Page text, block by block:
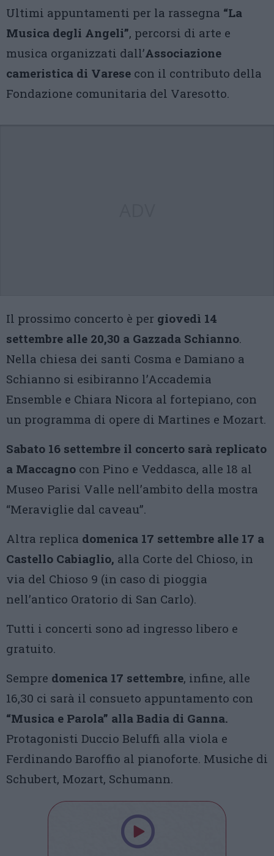
Ultimi appuntamenti per la rassegna “La
Musica degli Angeli”, percorsi di arte e
musica organizzati dall’Associazione
cameristica di Varese con il contributo della
Fondazione comunitaria del Varesotto.
Il prossimo concerto è per giovedì 14
settembre alle 20,30 a Gazzada Schianno.
Nella chiesa dei santi Cosma e Damiano a
Schianno si esibiranno l’Accademia
Ensemble e Chiara Nicora al fortepiano, con
un programma di opere di Martines e Mozart.
Sabato 16 settembre il concerto sarà replicato
a Maccagno con Pino e Veddasca, alle 18 al
Museo Parisi Valle nell’ambito della mostra
“Meraviglie dal caveau”.
Altra replica domenica 17 settembre alle 17 a
Castello Cabiaglio, alla Corte del Chioso, in
via del Chioso 9 (in caso di pioggia
nell’antico Oratorio di San Carlo).
Tutti i concerti sono ad ingresso libero e
gratuito.
Sempre domenica 17 settembre, infine, alle
16,30 ci sarà il consueto appuntamento con
“Musica e Parola” alla Badia di Ganna.
Protagonisti Duccio Beluffi alla viola e
Ferdinando Baroffio al pianoforte. Musiche di
Schubert, Mozart, Schumann.